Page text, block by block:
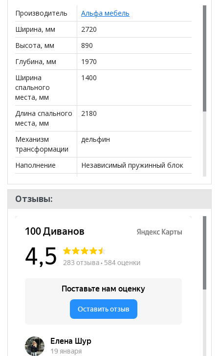
Сама по себе мягкая мебель "Полярис 5" выглядит
основательно и самодостаточно. Прямые формы и
четкость линий добавят стиль в любой
современный интерьер.
*Дополнительную информацию о том, как купить
Диван Полярис 5 ДУ (сектор)
менеджера по телефону
**Цены на официальном сайте100диванов.com
действительны только для интернет-магазина
могут отличаться от цен в розничных магазинах-
салонах сети!
Производитель
Альфа мебель
Ширина, мм
2720
Высота, мм
890
Глубина, мм
1970
Ширина
спального
места, мм
1400
Длина спального
места, мм
2180
Механизм
трансформации
дельфин
Наполнение
Независимый пружинный блок
Форма
места, мм
Стиль
Современный
Комната
Гостиная
Отзывы: